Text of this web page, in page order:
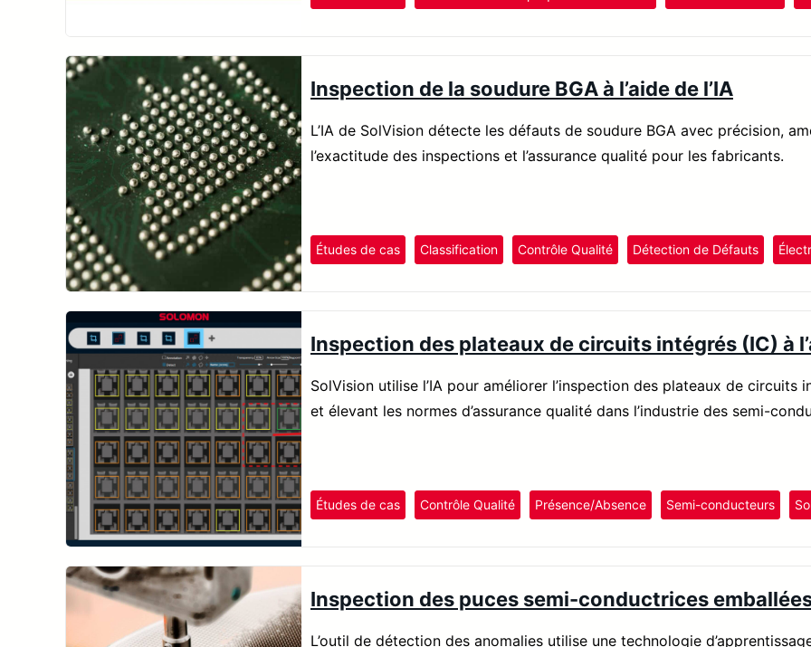
Inspection de la soudure BGA à l’aide de l’IA
L’IA de SolVision détecte les défauts de soudure BGA avec précision,
l’exactitude des inspections et l’assurance qualité pour les fabricants.
Études de cas Classification Contrôle Qualité Détection de Défauts
Inspection des plateaux de circuits intégrés (IC) à
SolVision utilise l’IA pour améliorer l’inspection des plateaux de
et élevant les normes d’assurance qualité dans l’industrie des semi-
Études de cas Contrôle Qualité Présence/Absence Semi-conducteurs
Inspection des puces semi-conductrices
L’outil de détection des anomalies utilise une technologie